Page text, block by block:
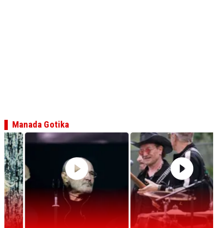
Manada Gotika